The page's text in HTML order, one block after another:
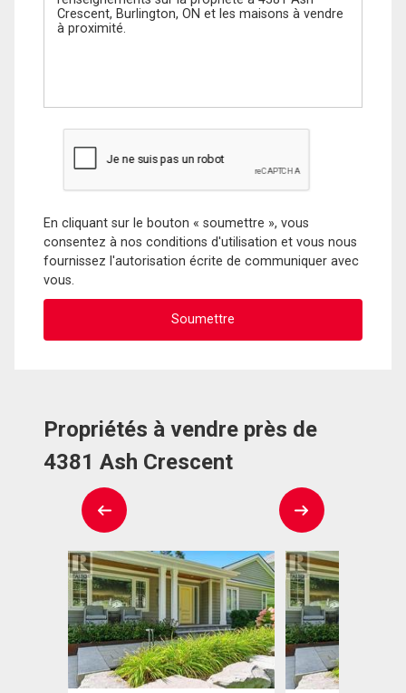
En cliquant sur le bouton « soumettre », vous
consentez à nos conditions d'utilisation et vous nous
fournissez l'autorisation écrite de communiquer avec
vous.
Propriétés à vendre près de
4381 Ash Crescent